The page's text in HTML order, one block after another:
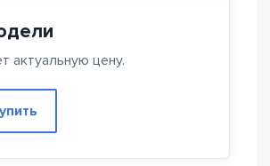
актуальную цену.